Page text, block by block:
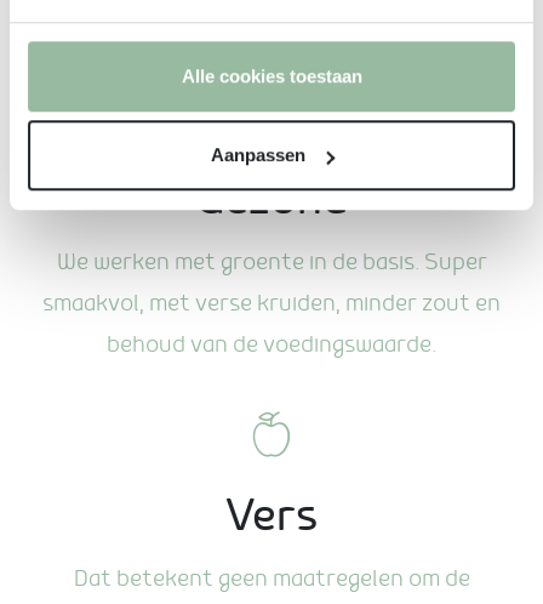
Alle cookies toestaan
Aanpassen
dagvers.
Gezond
We werken met groente in de basis. Super
smaakvol, met verse kruiden, minder zout en
behoud van de voedingswaarde.
Vers
Dat betekent geen maatregelen om de